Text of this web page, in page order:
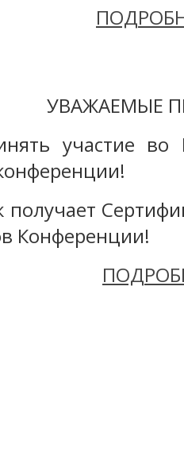
УВАЖАЕМЫЕ
участие во
Конференции!